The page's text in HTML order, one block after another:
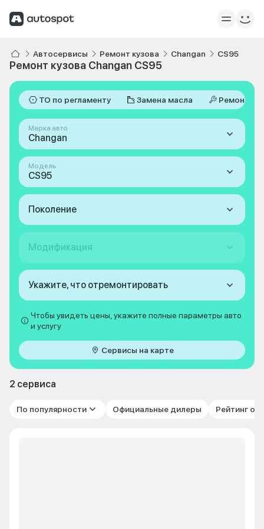
Автосервисы Ремонт кузова Changan CS95
Ремонт кузова Changan CS95
ТО по регламенту Замена масла Ремонт
Марка авто
Changan
Модель
CS95
Поколение
Модификация
Укажите, что отремонтировать
Чтобы увидеть цены, укажите полные параметры авто
и услугу
Сервисы на карте
2 сервиса
По популярности Официальные дилеры Рейтинг